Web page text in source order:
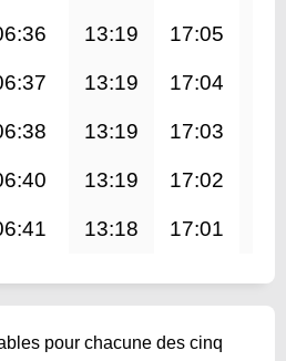
13:19 17:05
13:19 17:04
13:19 17:03
13:19 17:02
13:18 17:01
pour chacune des cinq